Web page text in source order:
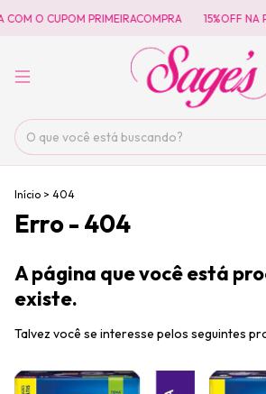
O CUPOM PRIMEIRACOMPRA 15%OFF NA
Início > 404
Erro - 404
A página que você está
existe.
Talvez você se interesse pelos seguintes